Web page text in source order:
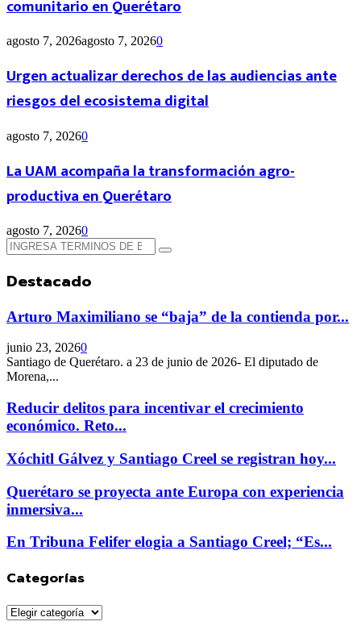
comunitario en Querétaro
agosto 7, 2026agosto 7, 20260
Urgen actualizar derechos de las audiencias ante
riesgos del ecosistema digital
agosto 7, 20260
La UAM acompaña la transformación agro-
productiva en Querétaro
agosto 7, 20260
Búsqueda
de:
Búsqueda
Destacado
Arturo Maximiliano se “baja” de la contienda por...
junio 23, 20260
Santiago de Querétaro. a 23 de junio de 2026- El diputado de
Morena,...
Reducir delitos para incentivar el crecimiento
económico. Reto...
Xóchitl Gálvez y Santiago Creel se registran hoy...
Querétaro se proyecta ante Europa con experiencia
inmersiva...
En Tribuna Felifer elogia a Santiago Creel; “Es...
Categorías
Categorías